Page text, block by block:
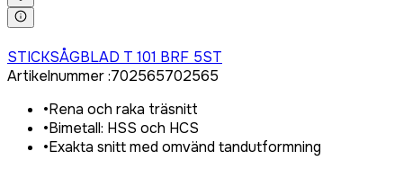
STICKSÅGBLAD T 101 BRF 5ST
Artikelnummer:702565702565
•Rena och raka träsnitt
•Bimetall: HSS och HCS
•Exakta snitt med omvänd tandutformning